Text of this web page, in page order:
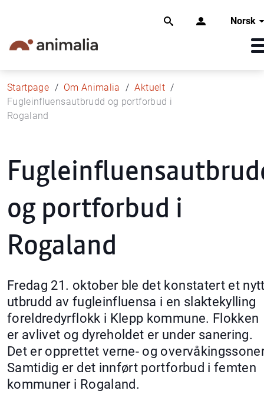
Norsk
Startpage Om Animalia
Aktuelt
Fugleinfluensautbrudd og portforbud i
Rogaland
og portforbud i
Rogaland
Fredag 21. oktober ble det konstatert et
utbrudd av fugleinfluensa i en slaktekylling
foreldredyrflokk i Klepp kommune. Flokken
er avlivet og dyreholdet er under sanering.
Det er opprettet verne- og
Samtidig er det innført portforbud i femten
kommuner i Rogaland.